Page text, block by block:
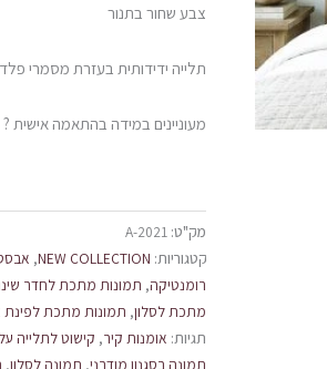
צבע שחור בתנור
תלייה ידידותית בעזרת מסמרי
מעוניינים במידה בהתאמה אישית
מק"ט:A-2021
קטגוריות: NEW COLLECTION
,
רומנטיקה, תמונות מתכת לחדר
מתכת לסלון, תמונות מתכת לפינת
תגיות: אומנות קיר, קישוט לתלייה
תמונה בסגנון מודרני, תמונה לסלון,